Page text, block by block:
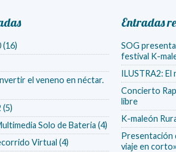
(16)
el veneno en néctar.
(5)
Solo de Bateria (4)
Virtual (4)
Entradas
SOG
festival K-
ILUSTRA2: El
Concierto
libre
K-maleón
Presentación
viaje en corto»